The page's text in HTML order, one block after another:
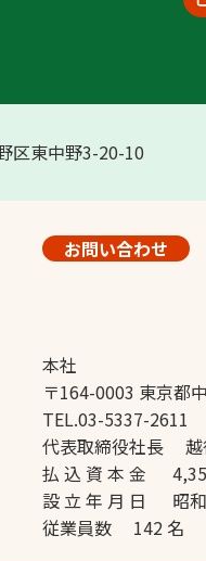
区東中野3-20-10
お問い合わせ
本社
〒164-0003 東京都
TEL.03-5337-2611
代表取締役社長 越
払 込 資 本 金
設 立 年 月 日 昭和
従業員数 142 名